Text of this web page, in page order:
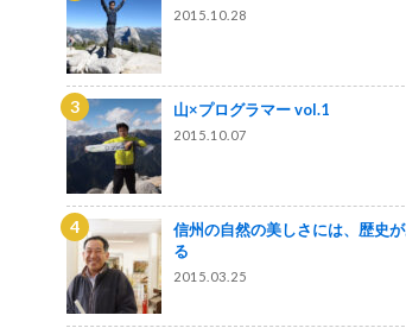
2015.10.28
山×プログラマー vol.1
2015.10.07
信州の自然の美しさには、歴史
る
2015.03.25